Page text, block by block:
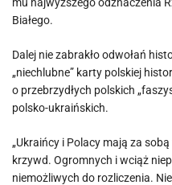
Białego.
Dalej nie zabrakło odwołań
„niechlubne” karty polskiej
o przebrzydłych polskich
polsko-ukraińskich.
„Ukraińcy i Polacy mają za
krzywd. Ogromnych i wciąż
niemożliwych do rozliczenia.